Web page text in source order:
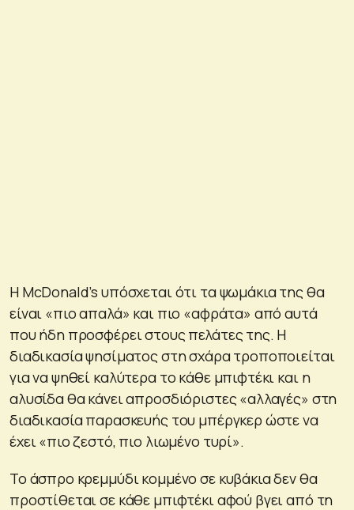
Η McDonald’s υπόσχεται ότι τα ψωμάκια της θα
είναι «πιο απαλά» και πιο «αφράτα» από αυτά
που ήδη προσφέρει στους πελάτες της. Η
διαδικασία ψησίματος στη σχάρα τροποποιείται
για να ψηθεί καλύτερα το κάθε μπιφτέκι και η
αλυσίδα θα κάνει απροσδιόριστες «αλλαγές» στη
διαδικασία παρασκευής του μπέργκερ ώστε να
έχει «πιο ζεστό, πιο λιωμένο τυρί».
Το άσπρο κρεμμύδι κομμένο σε κυβάκια δεν θα
προστίθεται σε κάθε μπιφτέκι αφού βγει από τη